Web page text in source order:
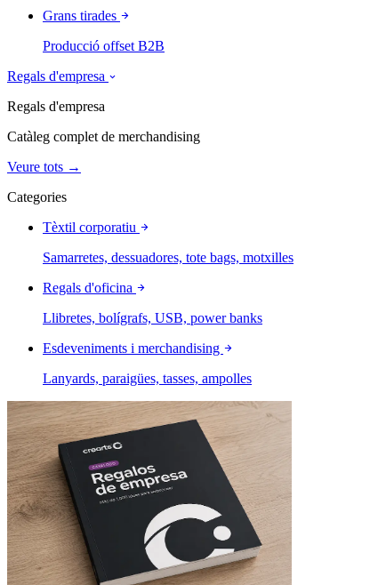
Grans tirades
Producció offset B2B
Regals d'empresa
Regals d'empresa
Catàleg complet de merchandising
Veure tots →
Categories
Tèxtil corporatiu
Samarretes, dessuadores, tote bags, motxilles
Regals d'oficina
Llibretes, bolígrafs, USB, power banks
Esdeveniments i merchandising
Lanyards, paraigües, tasses, ampolles